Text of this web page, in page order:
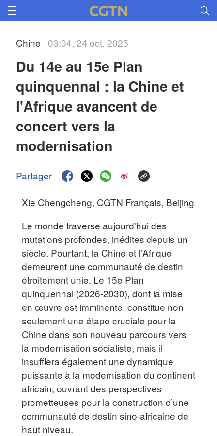
Chine 03:04, 24 oct. 2025
Du 14e au 15e Plan
quinquennal : la Chine et
l'Afrique avancent de
concert vers la
modernisation
Partager
Xie Chengcheng, CGTN Français, Beijing
Le monde traverse aujourd'hui des
mutations profondes, inédites depuis un
siècle. Pourtant, la Chine et l'Afrique
demeurent une communauté de destin
étroitement unie. Le 15e Plan
quinquennal (2026-2030), dont la mise
en œuvre est imminente, constitue non
seulement une étape cruciale pour la
Chine dans son nouveau parcours vers
la modernisation socialiste, mais il
insufflera également une dynamique
puissante à la modernisation du continent
africain, ouvrant des perspectives
prometteuses pour la construction d’une
communauté de destin sino-africaine de
haut niveau.